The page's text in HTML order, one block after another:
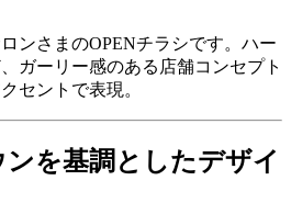
ンさまのOPENチラシです。ハー
ガーリー感のある店舗コンセプト
セントで表現。
を基調としたデザイ